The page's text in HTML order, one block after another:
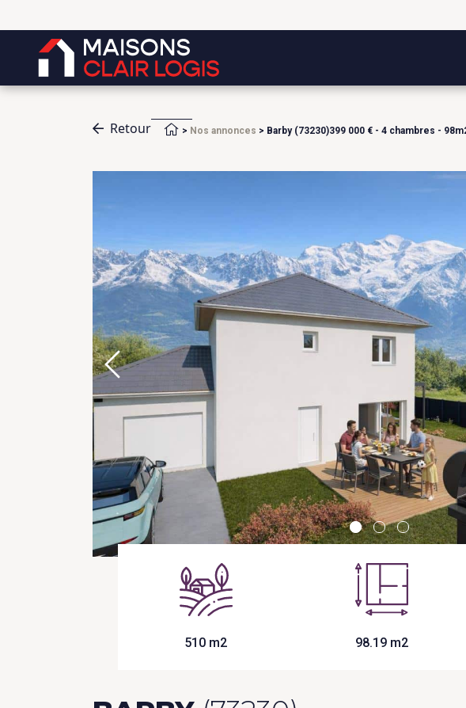
Retour Accueil
> Nos annonces > Barby (73230)399 000 € - 4 chambres -
510 m2 98.19 m2